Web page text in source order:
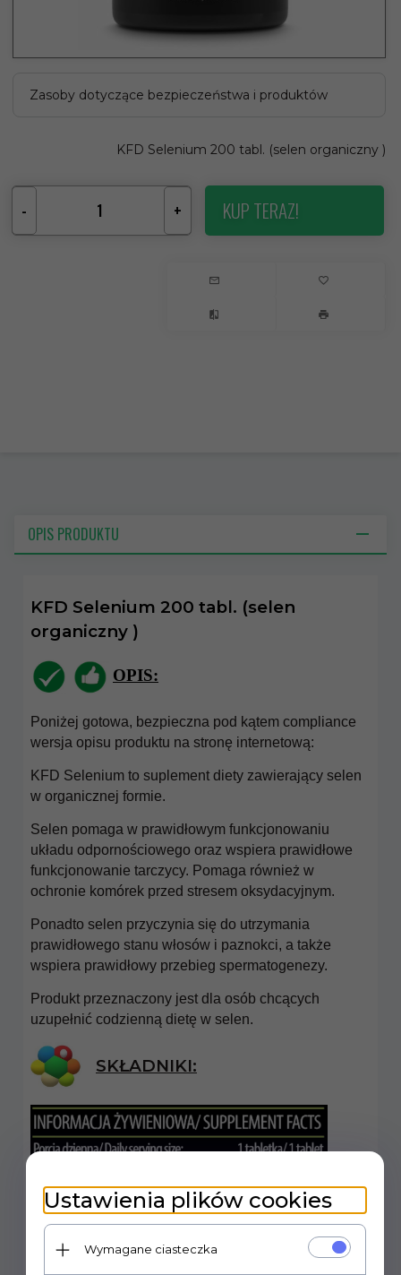
Zasoby dotyczące bezpieczeństwa i produktów
KFD Selenium 200 tabl. (selen organiczny )
- + KUP TERAZ!
OPIS PRODUKTU
KFD Selenium 200 tabl. (selen
organiczny )
OPIS:
Poniżej gotowa, bezpieczna pod kątem compliance
wersja opisu produktu na stronę internetową:
KFD Selenium to suplement diety zawierający selen
w organicznej formie.
Selen pomaga w prawidłowym funkcjonowaniu
układu odpornościowego oraz wspiera prawidłowe
funkcjonowanie tarczycy. Pomaga również w
ochronie komórek przed stresem oksydacyjnym.
Ponadto selen przyczynia się do utrzymania
prawidłowego stanu włosów i paznokci, a także
wspiera prawidłowy przebieg spermatogenezy.
Produkt przeznaczony jest dla osób chcących
uzupełnić codzienną dietę w selen.
SKŁADNIKI:
Ustawienia plików cookies
Wymagane ciasteczka